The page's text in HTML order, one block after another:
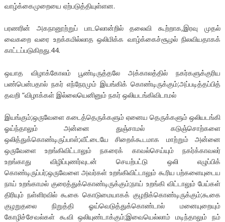
வாழ்க்கைமுறையை ஏற்படுத்தியுள்ளன.
பரணரின் அகநானூற்றுப் பாடலொன்றில் தலைவி கூற்றாக,இரவு முதல்
வைகறை வரை உறக்கமில்லாத ஒலிமிக்க வாழ்க்கைச்சூழல் நிலவியதாகக்
காட்டப்படுகிறது.44.
ஒயாத விழாக்கோலம் பூண்டிருத்தலே அக்காலத்தில் நகர்களுக்குரிய
பண்பென்பதால் நகர் எந்நேரமும் இயங்கிக் கொண்டிருக்கும்;அப்படித்தப்பித்
தவறி “விழாக்கள் இல்லையெனினும் நகர் ஒலியடங்கிவிடாமல்
இயங்கும்;ஒருவேளை கடைத்தெருக்களும் ஏனைய தெருக்களும் ஒலியடங்கி
ஓய்ந்தாலும் அன்னை துஞ்சாமல் கடுஞ்சொற்களை
ஒலித்துக்கொண்டிருப்பாள்;வீட்டையே சிறைக்கூடமாக மாற்றும் அன்னை
ஒருவேளை உறங்கிவிட்டாலும் நகரைக் காவல்செய்யும் நகர்க்காவலர்
உறங்காது விழிப்புணர்வுடன் செயற்பட்டு ஒலி எழுப்பிக்
கொண்டிருப்பர்;ஒருவேளை அவர்கள் உறங்கிவிட்டாலும் கூரிய பற்களையுடைய
நாய் உறங்காமல் குரைத்துக்கொண்டிருக்கும்;நாய் உறங்கி விட்டாலும் பேய்கள்
திரியும் நள்ளிரவில் கூகை கொடுமையாகக் குழறிக்கொண்டிருக்கும்;கூகை
குழறுதலை நிறுத்தி ஓய்வெடுத்துக்கொண்டால் மனையுறையும்
கோழிச்சேவல்கள் கூவி ஒலியுண்டாக்கும்;இவையெல்லாம் மடிந்தாலும் நம்